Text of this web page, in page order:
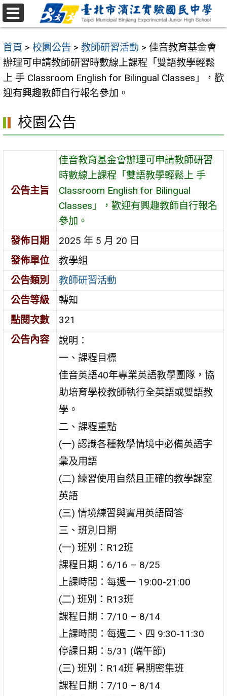
跳
至
要
內
容
區
首頁 > 校園公告 > 教師研習活動 > 佳音教育基金會
辦理可申請教師研習時數線上課程「雙語教學輕鬆
上 手 Classroom English for Bilingual Classes」，歡
迎有興趣教師自行報名參加。
校園公告
公告主旨
佳音教育基金會辦理可申請教師研習
時數線上課程「雙語教學輕鬆上 手
Classroom English for Bilingual
Classes」，歡迎有興趣教師自行報名
參加。
發佈日期
2025 年 5 月 20 日
發佈單位
教學組
公告類別
教師研習活動
公告等級
轉知
點閱次數
321
公告內容
說明：
一、課程目標
佳音英語40年專業英語教學團隊，協
助培育學校教師執行全英語或雙語教
學。
二、課程重點
(一) 認識各種教學情境中必備英語字
彙及用語
(二) 練習使用自然且正確的教學課室
英語
(三) 情境練習與實用英語問答
三、班別日期
(一) 班別：R12班
課程日期：6/16 – 8/25
上課時間：每週一 19:00-21:00
(二) 班別：R13班
課程日期：7/10 – 8/14
上課時間：每週二、四 9:30-11:30
停課日期：5/31 (端午節)
(三) 班別：R14班 暑期密集班
課程日期：7/10 – 8/14
選
單